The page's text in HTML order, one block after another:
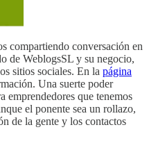
compartiendo conversación en
de WeblogsSL y su negocio,
sitios sociales. En la página
Una suerte poder
emprendedores que tenemos
el ponente sea un rollazo,
de la gente y los contactos